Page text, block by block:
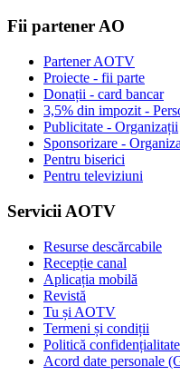
Fii partener AO
Partener AOTV
Proiecte - fii parte
Donații - card bancar
3,5% din impozit -
Publicitate - Organizații
Sponsorizare -
Pentru biserici
Pentru televiziuni
Servicii AOTV
Resurse descărcabile
Recepție canal
Aplicația mobilă
Revistă
Tu și AOTV
Termeni și condiții
Politică confidențialitate
Acord date personale